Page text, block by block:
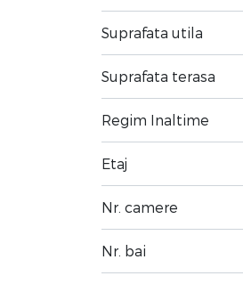
Suprafata utila
Suprafata terasa
Regim Inaltime
Etaj
Nr. camere
Nr. bai